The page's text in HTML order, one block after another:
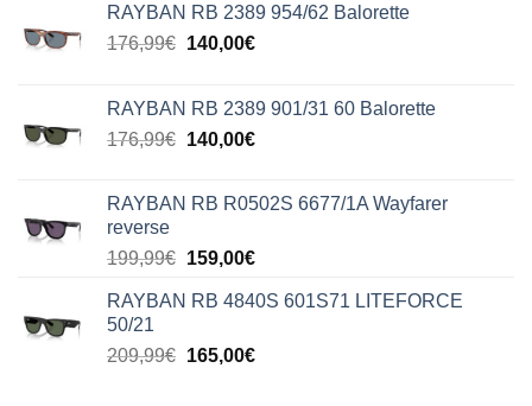
RAYBAN RB 2389 954/62 Balorette
176,99€ Original
176,99€.
140,00€Η
είναι:
140,00€.
RAYBAN RB 2389 901/31 60 Balorette
176,99€ Original
176,99€.
140,00€Η
είναι:
RAYBAN RB R0502S 6677/1A Wayfarer
reverse
199,99€ Original
was:
159,00€Η
τιμή
159,00€.
RAYBAN RB 4840S 601S71 LITEFORCE
50/21
209,99€ Original
165,00€Η